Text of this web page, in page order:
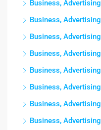
Business, Advertising
Business, Advertising
Business, Advertising
Business, Advertising
Business, Advertising
Business, Advertising
Business, Advertising
Business, Advertising